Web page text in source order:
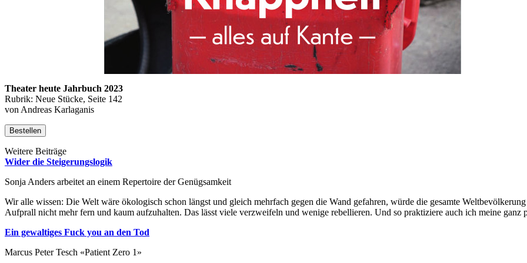
Theater heute Jahrbuch 2023
Rubrik: Neue Stücke, Seite 142
von Andreas Karlaganis
Bestellen
Weitere Beiträge
Wider die Steigerungslogik
Sonja Anders arbeitet an einem Repertoire der Genügsamkeit
Wir alle wissen: Die Welt wäre ökologisch schon längst und gleich mehrfach gegen die Wand gefahren, würde die gesamte
Aufprall nicht mehr fern und kaum aufzuhalten. Das lässt viele verzweifeln und wenige rebellieren. Und so praktiziere auch ich meine ganz
Ein gewaltiges Fuck you an den Tod
Marcus Peter Tesch «Patient Zero 1»